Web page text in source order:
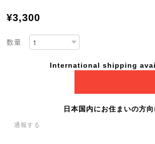
¥3,300
数量
International shipping
日本国内にお住まいの方向
通報する